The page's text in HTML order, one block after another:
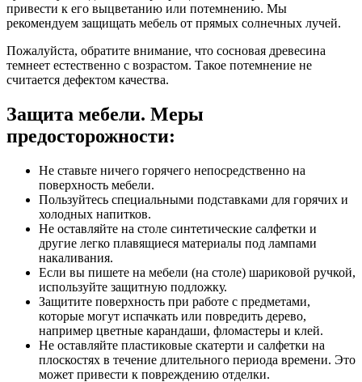
привести к его выцветанию или потемнению. Мы
рекомендуем защищать мебель от прямых солнечных лучей.
Пожалуйста, обратите внимание, что сосновая древесина
темнеет естественно с возрастом. Такое потемнение не
считается дефектом качества.
Защита мебели. Меры
предосторожности:
Не ставьте ничего горячего непосредственно на
поверхность мебели.
Пользуйтесь специальными подставками для горячих и
холодных напитков.
Не оставляйте на столе синтетические салфетки и
другие легко плавящиеся материалы под лампами
накаливания.
Если вы пишете на мебели (на столе) шариковой ручкой,
используйте защитную подложку.
Защитите поверхность при работе с предметами,
которые могут испачкать или повредить дерево,
например цветные карандаши, фломастеры и клей.
Не оставляйте пластиковые скатерти и салфетки на
плоскостях в течение длительного периода времени. Это
может привести к повреждению отделки.